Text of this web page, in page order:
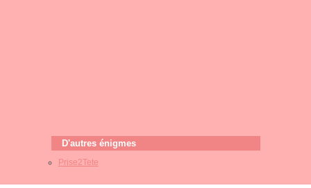
D'autres énigmes
Prise2Tete